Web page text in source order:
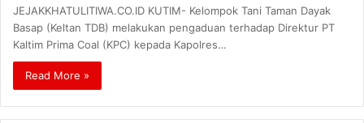
JEJAKKHATULITIWA.CO.ID KUTIM- Kelompok Tani Taman Dayak
Basap (Keltan TDB) melakukan pengaduan terhadap Direktur PT
Kaltim Prima Coal (KPC) kepada Kapolres…
Read More »